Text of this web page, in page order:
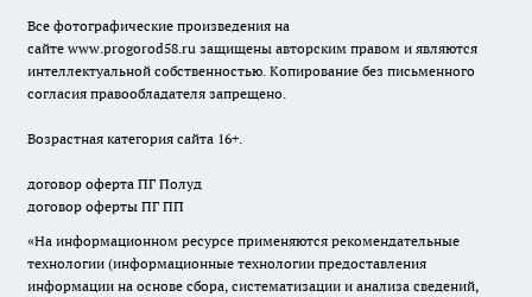
Все фотографические произведения на
сайте www.progorod58.ru защищены авторским правом и являются
интеллектуальной собственностью. Копирование без письменного
согласия правообладателя запрещено.
Возрастная категория сайта 16+.
договор оферта ПГ Полуд
договор оферты ПГ ПП
«На информационном ресурсе применяются рекомендательные
технологии (информационные технологии предоставления
информации на основе сбора, систематизации и анализа сведений,